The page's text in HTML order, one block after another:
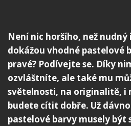
Není nic horšího, než
dokážou vhodné pastelové
pravé? Podívejte se. Díky
ozvláštníte, ale také mu
světelnosti, na originalitě, i
budete cítit dobře. Už
pastelové barvy musely být